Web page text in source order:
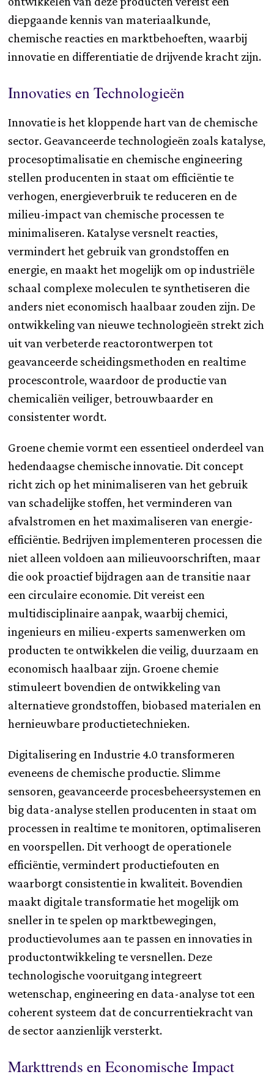
diepgaande kennis van materiaalkunde,
chemische reacties en marktbehoeften, waarbij
innovatie en differentiatie de drijvende kracht zijn.
Innovaties en Technologieën
Innovatie is het kloppende hart van de chemische
sector. Geavanceerde technologieën zoals katalyse,
procesoptimalisatie en chemische engineering
stellen producenten in staat om efficiëntie te
verhogen, energieverbruik te reduceren en de
milieu-impact van chemische processen te
minimaliseren. Katalyse versnelt reacties,
vermindert het gebruik van grondstoffen en
energie, en maakt het mogelijk om op industriële
schaal complexe moleculen te synthetiseren die
anders niet economisch haalbaar zouden zijn. De
ontwikkeling van nieuwe technologieën strekt zich
uit van verbeterde reactorontwerpen tot
geavanceerde scheidingsmethoden en realtime
procescontrole, waardoor de productie van
chemicaliën veiliger, betrouwbaarder en
consistenter wordt.
Groene chemie vormt een essentieel onderdeel van
hedendaagse chemische innovatie. Dit concept
richt zich op het minimaliseren van het gebruik
van schadelijke stoffen, het verminderen van
afvalstromen en het maximaliseren van energie-
efficiëntie. Bedrijven implementeren processen die
niet alleen voldoen aan milieuvoorschriften, maar
die ook proactief bijdragen aan de transitie naar
een circulaire economie. Dit vereist een
multidisciplinaire aanpak, waarbij chemici,
ingenieurs en milieu-experts samenwerken om
producten te ontwikkelen die veilig, duurzaam en
economisch haalbaar zijn. Groene chemie
stimuleert bovendien de ontwikkeling van
alternatieve grondstoffen, biobased materialen en
hernieuwbare productietechnieken.
Digitalisering en Industrie 4.0 transformeren
eveneens de chemische productie. Slimme
sensoren, geavanceerde procesbeheersystemen en
big data-analyse stellen producenten in staat om
processen in realtime te monitoren, optimaliseren
en voorspellen. Dit verhoogt de operationele
efficiëntie, vermindert productiefouten en
waarborgt consistentie in kwaliteit. Bovendien
maakt digitale transformatie het mogelijk om
sneller in te spelen op marktbewegingen,
productievolumes aan te passen en innovaties in
productontwikkeling te versnellen. Deze
technologische vooruitgang integreert
wetenschap, engineering en data-analyse tot een
coherent systeem dat de concurrentiekracht van
de sector aanzienlijk versterkt.
Markttrends en Economische Impact